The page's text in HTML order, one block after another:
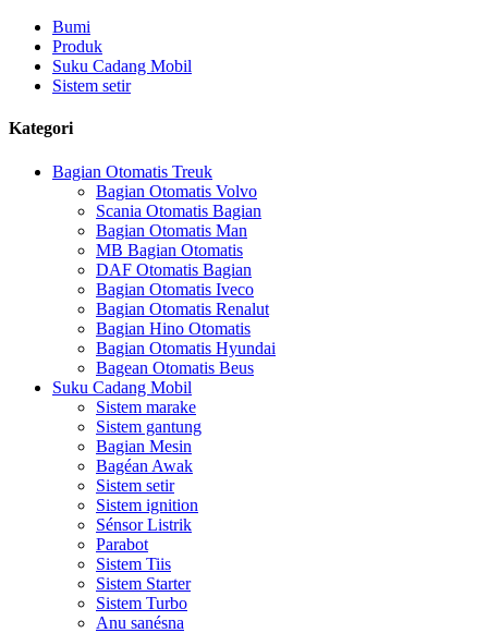
Bumi
Produk
Suku Cadang Mobil
Sistem setir
Kategori
Bagian Otomatis Treuk
Bagian Otomatis Volvo
Scania Otomatis Bagian
Bagian Otomatis Man
MB Bagian Otomatis
DAF Otomatis Bagian
Bagian Otomatis Iveco
Bagian Otomatis Renalut
Bagian Hino Otomatis
Bagian Otomatis Hyundai
Bagean Otomatis Beus
Suku Cadang Mobil
Sistem marake
Sistem gantung
Bagian Mesin
Bagéan Awak
Sistem setir
Sistem ignition
Sénsor Listrik
Parabot
Sistem Tiis
Sistem Starter
Sistem Turbo
Anu sanésna